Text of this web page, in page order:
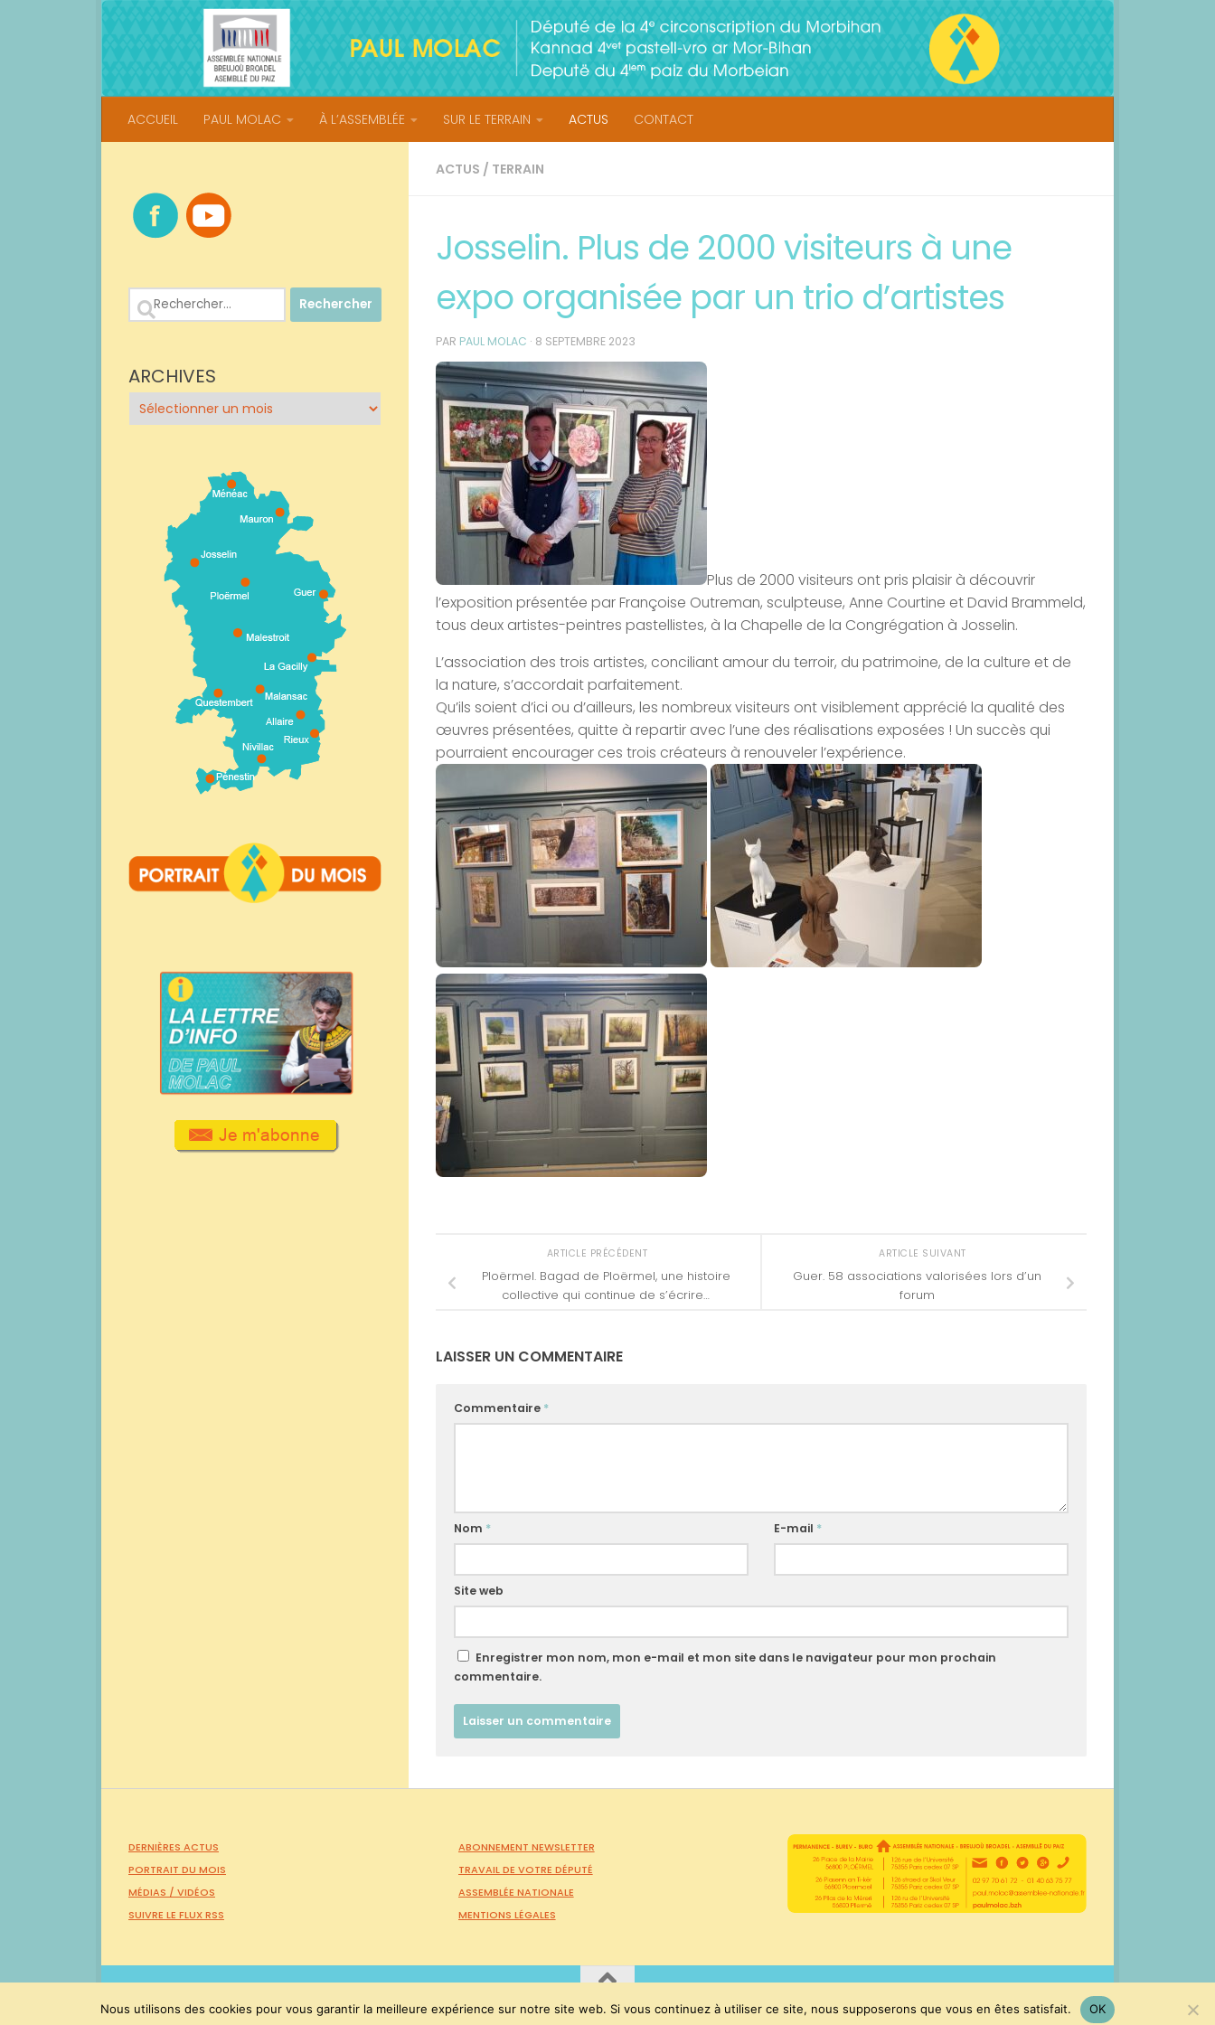
Skip to content
ACCUEIL PAUL MOLAC À L’ASSEMBLÉE SUR LE TERRAIN ACTUS CONTACT
ACTUS / TERRAIN
Josselin. Plus de 2000 visiteurs à une
expo organisée par un trio d’artistes
PAR PAUL MOLAC · 8 SEPTEMBRE 2023
Plus de 2000 visiteurs ont pris plaisir à découvrir
l’exposition présentée par Françoise Outreman, sculpteuse, Anne Courtine et David Brammeld,
tous deux artistes-peintres pastellistes, à la Chapelle de la Congrégation à Josselin.
L’association des trois artistes, conciliant amour du terroir, du patrimoine, de la culture et de
la nature, s’accordait parfaitement.
Qu’ils soient d’ici ou d’ailleurs, les nombreux visiteurs ont visiblement apprécié la qualité des
œuvres présentées, quitte à repartir avec l’une des réalisations exposées ! Un succès qui
pourraient encourager ces trois créateurs à renouveler l’expérience.
ARTICLE SUIVANT
Guer. 58 associations valorisées lors d’un
forum
ARTICLE PRÉCÉDENT
Ploërmel. Bagad de Ploërmel, une histoire
collective qui continue de s’écrire…
LAISSER UN COMMENTAIRE
Commentaire *
Nom * E-mail *
Site web
Enregistrer mon nom, mon e-mail et mon site dans le navigateur pour mon prochain
commentaire.
Rechercher :
ARCHIVES
Archives
DERNIÈRES ACTUS
PORTRAIT DU MOIS
MÉDIAS / VIDÉOS
SUIVRE LE FLUX RSS
ABONNEMENT NEWSLETTER
TRAVAIL DE VOTRE DÉPUTÉ
ASSEMBLÉE NATIONALE
MENTIONS LÉGALES
PaulMolac © Tous droits réservés 2015-2026
Nous utilisons des cookies pour vous garantir la meilleure expérience sur notre site web. Si vous continuez à utiliser ce site, nous supposerons que vous en êtes satisfait. OK